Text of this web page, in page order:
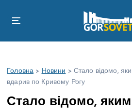
Головна > Новини > Стало відомо,
вдарив по Кривому Рогу
Стало відомо,